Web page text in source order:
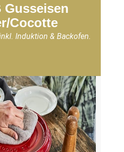
Gusseisen
Cocotte
Induktion & Backofen.